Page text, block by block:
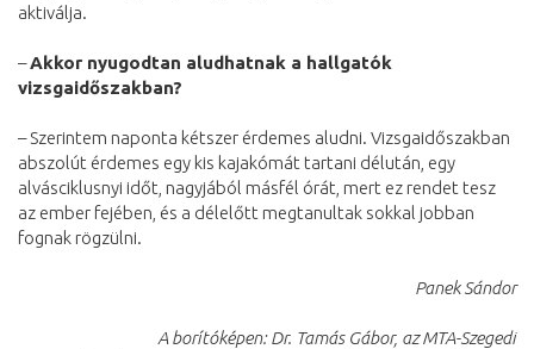
aktiválja.
–Akkor nyugodtan aludhatnak a hallgatók
vizsgaidőszakban?
– Szerintem naponta kétszer érdemes aludni. Vizsgaidőszakban
abszolút érdemes egy kis kajakómát tartani délután, egy
alvásciklusnyi időt, nagyjából másfél órát, mert ez rendet tesz
az ember fejében, és a délelőtt megtanultak sokkal jobban
fognak rögzülni.
Panek Sándor
A borítóképen: Dr. Tamás Gábor, az MTA-Szegedi